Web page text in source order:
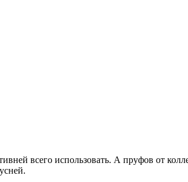
всего использовать. А пруфов от